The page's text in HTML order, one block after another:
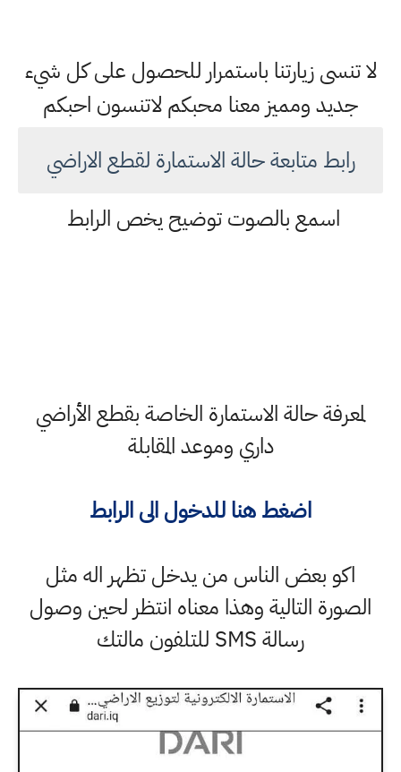
لا تنسى زيارتنا باستمرار للحصول على كل شيء
جديد ومميز معنا محبكم لاتنسون احبكم
رابط متابعة حالة الاستمارة لقطع الاراضي
اسمع بالصوت توضيح يخص الرابط
لمعرفة حالة الاستمارة الخاصة بقطع الأراضي
داري وموعد المقابلة
اضغط هنا للدخول الى الرابط
اكو بعض الناس من يدخل تظهر اله مثل
الصورة التالية وهذا معناه انتظر لحين وصول
رسالة SMS للتلفون مالتك